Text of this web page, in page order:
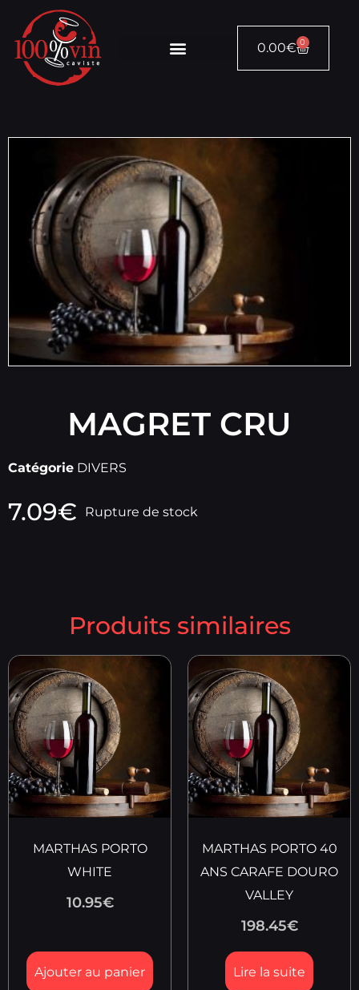
0.00€ 0
MAGRET CRU
Catégorie DIVERS
7.09€ Rupture de stock
Produits similaires
MARTHAS PORTO
WHITE
10.95€
Ajouter au panier
MARTHAS PORTO 40
ANS CARAFE DOURO
VALLEY
198.45€
Lire la suite